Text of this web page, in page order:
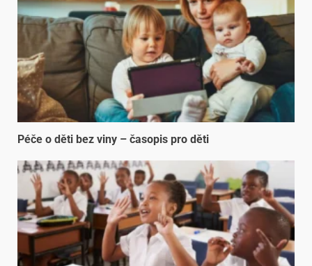
Péče o děti bez viny – časopis pro děti